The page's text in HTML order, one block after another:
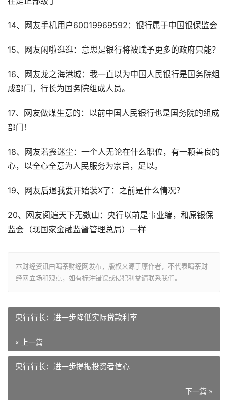
14、网友手机用户60019969592：银行属于中国银保监会
15、网友闲啦逛逛：意思是银行将被赋予更多的政府只能？
16、网友龙之海港城：我一直以为中国人民银行是国务院组
成部门，行长为国务院组成人员。
17、网友做煤生意的：以前中国人民银行也是国务院的组成
部门！
18、网友若鑫迷尘：一个人无论在什么职位，有一颗善良的
心，以全心全意为人民服务为宗旨，足以。
19、网友后退我要开始装X了：之前是什么情况？
20、网友阅遍天下无数山：央行以前是事业编，和原银保
监会（现国家金融监督管理总局）一样
本财经资讯由喝茶财经网发布，版权来源于原作者，不代表喝茶财
经网立场和观点，如有标注错误或侵犯利益请联系我们。
央行行长：进一步降低实际贷款利率
« 上一篇
央行行长：进一步提振投资者信心
下一篇 »